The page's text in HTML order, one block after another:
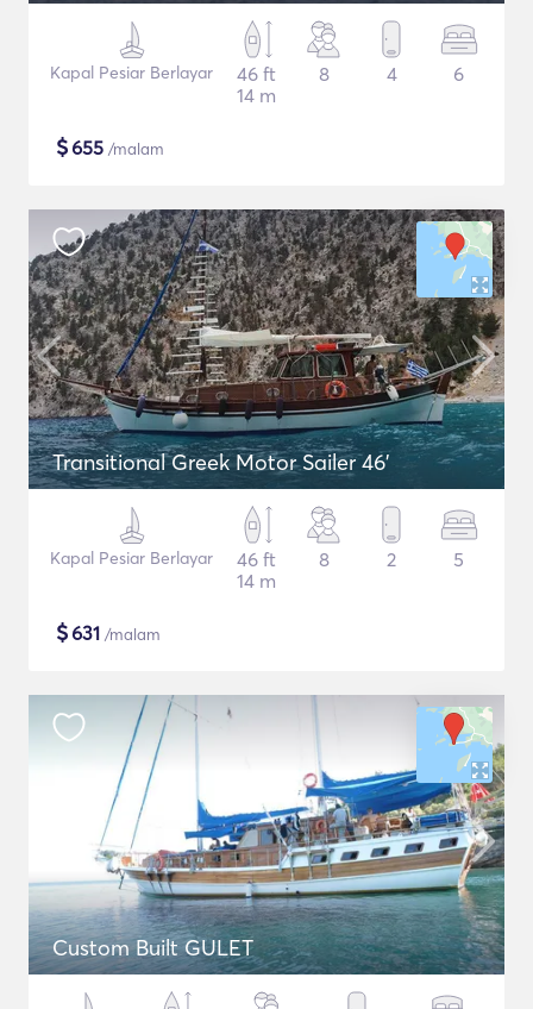
Kapal Pesiar Berlayar
46 ft
14 m
8 4 6
$655 /malam
Transitional Greek Motor Sailer 46'
Kapal Pesiar Berlayar
46 ft
14 m
8 2 5
$631 /malam
Custom Built GULET